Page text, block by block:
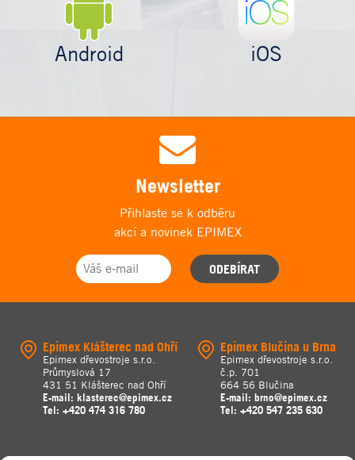
Android iOS
Newsletter
Přihlaste se k odběru
akcí a novinek EPIMEX
ODEBÍRAT
Epimex Klášterec nad Ohří
Epimex dřevostroje s.r.o.
Průmyslová 17
431 51 Klášterec nad Ohří
E-mail: klasterec@epimex.cz
Tel: +420 474 316 780
Epimex Blučina u Brna
Epimex dřevostroje s.r.o.
č.p. 701
664 56 Blučina
E-mail: brno@epimex.cz
Tel: +420 547 235 630